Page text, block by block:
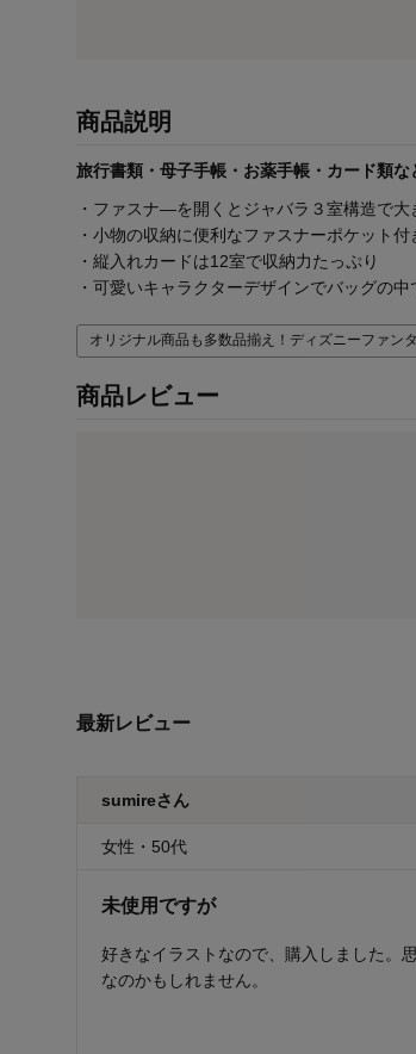
商品説明
旅行書類・母子手帳・お薬手帳・カード類な
・ファスナ―を開くとジャバラ３室構造で
・小物の収納に便利なファスナーポケット付
・縦入れカードは12室で収納力たっぷり
・可愛いキャラクターデザインでバッグの
オリジナル商品も多数品揃え！ディズニーファン
商品レビュー
最新レビュー
sumireさん
女性・50代
未使用ですが
好きなイラストなので、購入しました。
なのかもしれません。